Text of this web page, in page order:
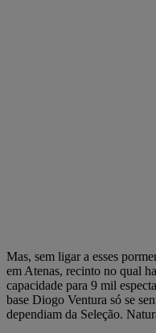
Mas, sem ligar a esses
em Atenas, recinto no qual
capacidade para 9 mil
base Diogo Ventura só se
dependiam da Seleção.